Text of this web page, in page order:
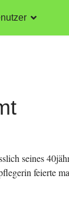
seines
feierte